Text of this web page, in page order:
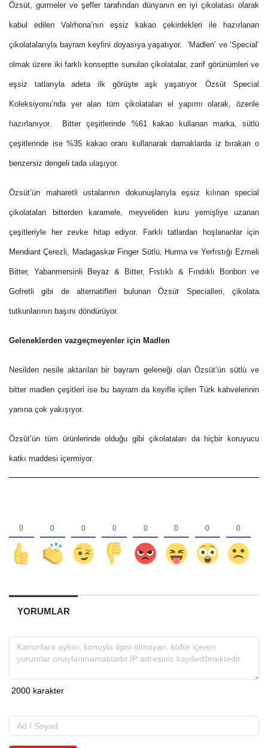
Özsüt, gurmeler ve şefler tarafından dünyanın en iyi çikolatası olarak
kabul edilen Valrhona’nın eşsiz kakao çekirdekleri ile hazırlanan
çikolatalarıyla bayram keyfini doyasıya yaşatıyor. ‘Madlen’ ve ‘Special’
olmak üzere iki farklı konseptte sunulan çikolatalar, zarif görünümleri ve
eşsiz tatlarıyla adeta ilk görüşte aşk yaşatıyor. Özsüt Special
Koleksiyonu’nda yer alan tüm çikolataları el yapımı olarak, özenle
hazırlanıyor. Bitter çeşitlerinde %61 kakao kullanan marka, sütlü
çeşitlerinde ise %35 kakao oranı kullanarak damaklarda iz bırakan o
benzersiz dengeli tada ulaşıyor.
Özsüt’ün maharetli ustalarının dokunuşlarıyla eşsiz kılınan special
çikolataları bitterden karamele, meyveliden kuru yemişliye uzanan
çeşitleriyle her zevke hitap ediyor. Farklı tatlardan hoşlananlar için
Mendiant Çerezli, Madagaskar Finger Sütlü, Hurma ve Yerfıstığı Ezmeli
Bitter, Yabanmersinli Beyaz & Bitter, Fıstıklı & Fındıklı Bonbon ve
Gofretli gibi de alternatifleri bulunan Özsüt Specialleri, çikolata
tutkunlarının başını döndürüyor.
Geleneklerden vazgeçmeyenler için Madlen
Nesilden nesile aktarılan bir bayram geleneği olan Özsüt’ün sütlü ve
bitter madlen çeşitleri ise bu bayram da keyifle içilen Türk kahvelerinin
yanına çok yakışıyor.
Özsüt’ün tüm ürünlerinde olduğu gibi çikolataları da hiçbir koruyucu
katkı maddesi içermiyor.
YORUMLAR